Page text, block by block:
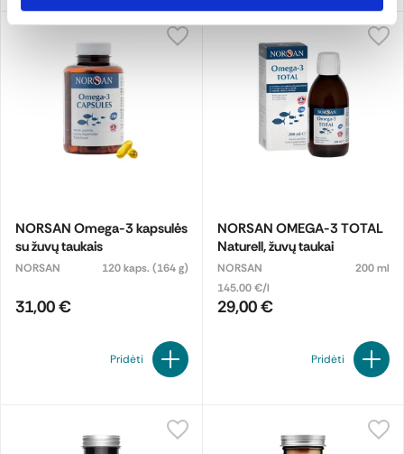
NORSAN Omega-3 kapsulės
su žuvų taukais
NORSAN 120 kaps. (164 g)
31,00 €
Pridėti
NORSAN OMEGA-3 TOTAL
Naturell, žuvų taukai
NORSAN
200 ml
145.00 €/l
29,00 €
Pridėti